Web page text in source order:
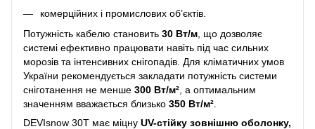
комерційних і промислових об’єктів.
Потужність кабелю становить 30 Вт/м , що дозволяє
системі ефективно працювати навіть під час сильних
морозів та інтенсивних снігопадів. Для кліматичних умов
України рекомендується закладати потужність системи
сніготанення не менше 300 Вт/м² , а оптимальним
значенням вважається близько 350 Вт/м²
DEVIsnow 30T має міцну UV-стійку зовнішню оболонку,